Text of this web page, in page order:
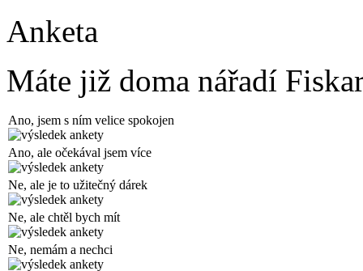
Anketa
Máte již doma nářadí
Ano, jsem s ním velice spokojen
Ano, ale očekával jsem více
Ne, ale je to užitečný dárek
Ne, ale chtěl bych mít
Ne, nemám a nechci